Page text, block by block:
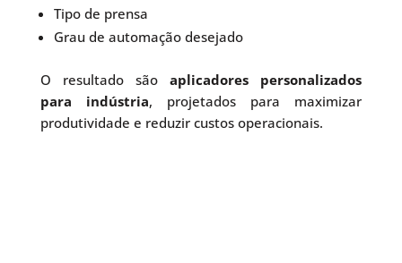
Tipo de prensa
Grau de automação desejado
O resultado sãoaplicadores personalizados
para indústria, projetados para maximizar
produtividade e reduzir custos operacionais.